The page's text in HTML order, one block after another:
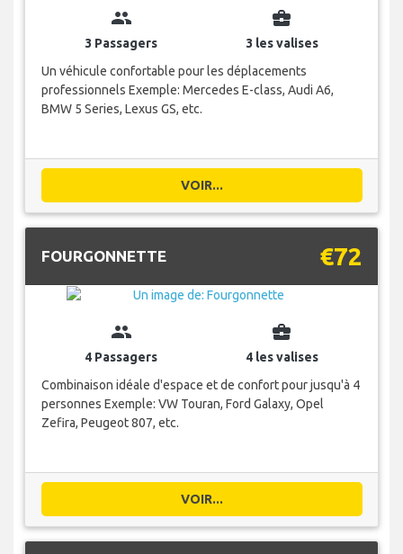
group
3 Passagers
business_center
3 les valises
Un véhicule confortable pour les déplacements
professionnels Exemple: Mercedes E-class, Audi A6,
BMW 5 Series, Lexus GS, etc.
VOIR...
FOURGONNETTE €72
group
4 Passagers
business_center
4 les valises
Combinaison idéale d'espace et de confort pour jusqu'à 4
personnes Exemple: VW Touran, Ford Galaxy, Opel
Zefira, Peugeot 807, etc.
VOIR...